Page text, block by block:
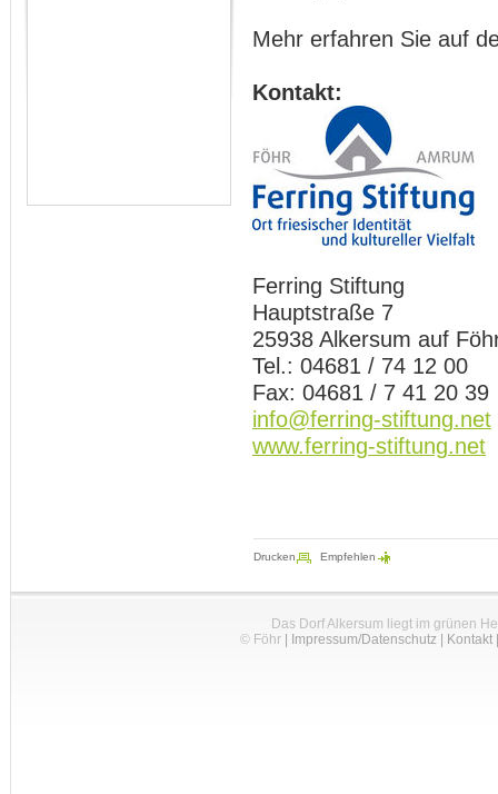
Mehr erfahren Sie auf
Kontakt:
Ferring Stiftung
Hauptstraße 7
25938 Alkersum auf
Tel.: 04681 / 74 12 00
Fax: 04681 / 7 41 20 39
info@ferring-stiftung.net
www.ferring-stiftung.net
Drucken Empfehlen
Das Dorf Alkersum liegt im grünen
© Föhr| Impressum/Datenschutz| Kontakt